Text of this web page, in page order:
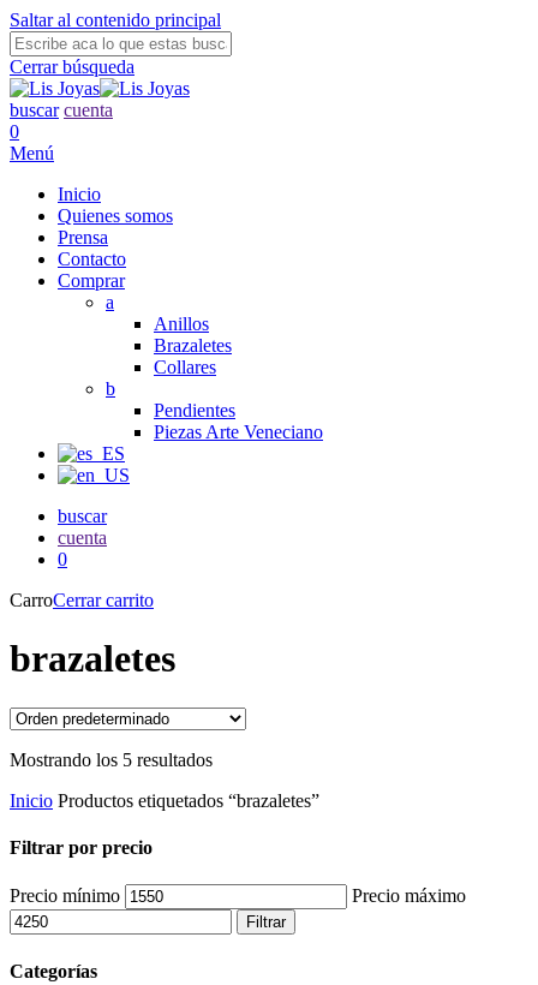
Saltar al contenido principal
Cerrar búsqueda
buscar cuenta
0
Menú
Inicio
Quienes somos
Prensa
Contacto
Comprar
a
Anillos
Brazaletes
Collares
b
Pendientes
Piezas Arte Veneciano
buscar
cuenta
0
CarroCerrar carrito
brazaletes
Mostrando los 5 resultados
Inicio Productos etiquetados “brazaletes”
Filtrar por precio
Precio mínimo Precio máximo
Filtrar
Categorías